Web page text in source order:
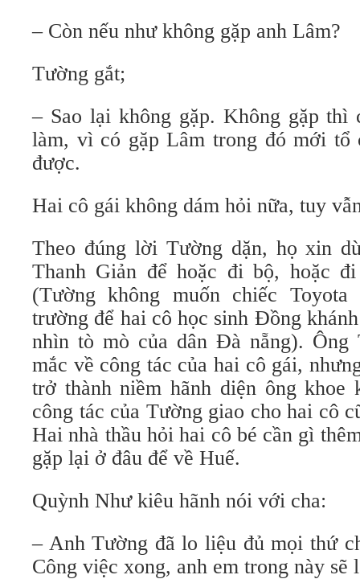
– Còn nếu như không gặp anh Lâm?
Tường gắt;
– Sao lại không gặp. Không gặp thì
làm, vì có gặp Lâm trong đó mới tổ
được.
Hai cô gái không dám hỏi nữa, tuy
Theo đúng lời Tường dặn, họ xin
Thanh Giản để hoặc đi bộ, hoặc
(Tường không muốn chiếc
trường để hai cô học sinh Ðồng
nhìn tò mò của dân Ðà nẵng). Ông
mắc về công tác của hai cô gái,
trở thành niềm hãnh diện ông khoe
công tác của Tường giao cho hai cô
Hai nhà thầu hỏi hai cô bé cần gì
gặp lại ở đâu để về Huế.
Quỳnh Như kiêu hãnh nói với cha:
– Anh Tường đã lo liệu đủ mọi thứ
Công việc xong, anh em trong này sẽ